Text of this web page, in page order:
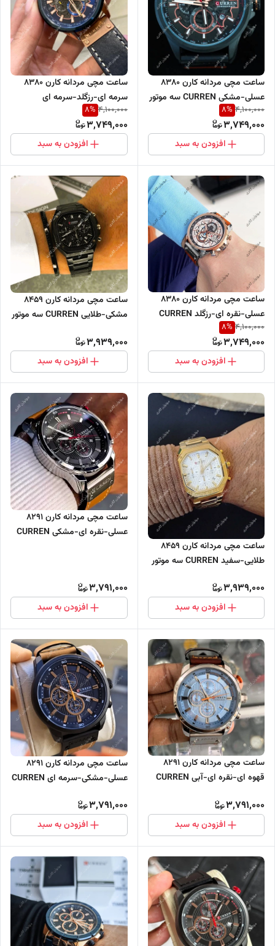
ساعت مچی مردانه کارن 8380
عسلی-مشکی CURREN سه موتور
فعال
4,100,000
8%
3,749,000
افزودن به سبد
ساعت مچی مردانه کارن 8380
سرمه ای-رزگلد-سرمه ای
CURREN سه موتور فعال
4,100,000
8%
3,749,000
افزودن به سبد
ساعت مچی مردانه کارن 8380
عسلی-نقره ای-رزگلد CURREN
سه موتور فعال
4,100,000
8%
3,749,000
افزودن به سبد
ساعت مچی مردانه کارن 8459
مشکی-طلایی CURREN سه موتور
3,939,000
افزودن به سبد
ساعت مچی مردانه کارن 8459
طلایی-سفید CURREN سه موتور
3,939,000
افزودن به سبد
ساعت مچی مردانه کارن 8291
عسلی-نقره ای-مشکی CURREN
3,791,000
افزودن به سبد
ساعت مچی مردانه کارن 8291
قهوه ای-نقره ای-آبی CURREN
3,791,000
افزودن به سبد
ساعت مچی مردانه کارن 8291
عسلی-مشکی-سرمه ای CURREN
3,791,000
افزودن به سبد